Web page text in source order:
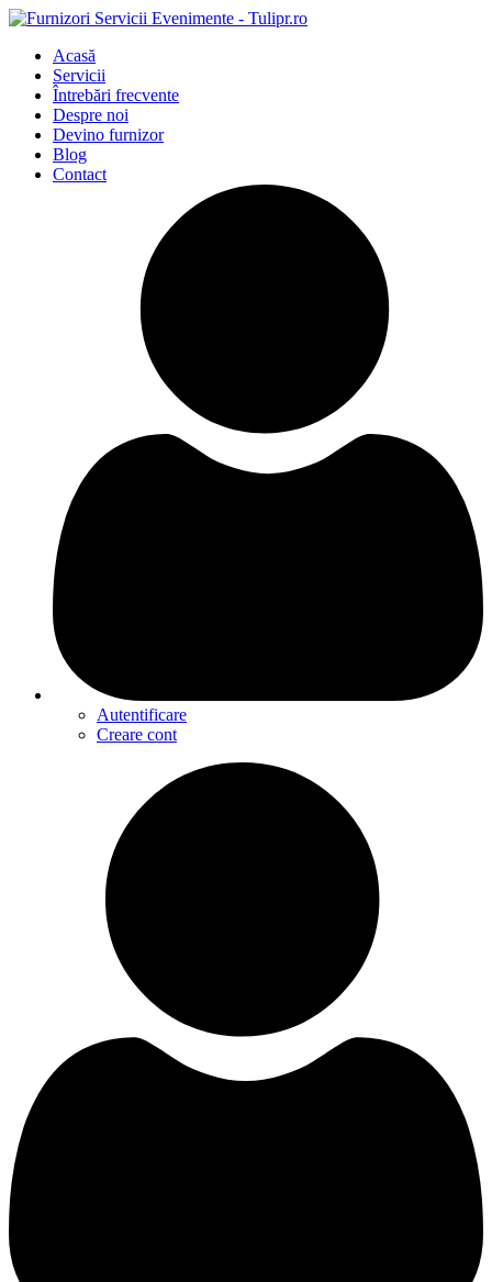
Acasă
Servicii
Întrebări frecvente
Despre noi
Devino furnizor
Blog
Contact
Autentificare
Creare cont